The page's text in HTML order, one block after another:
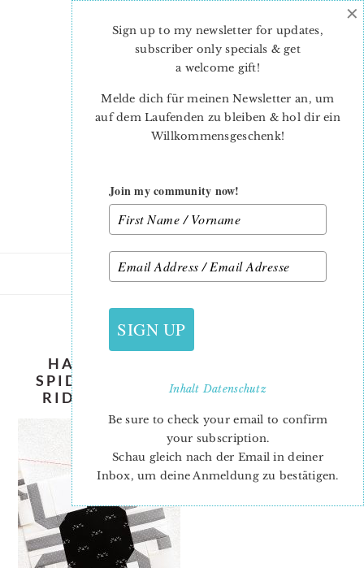
HALLOWEEN-QUILT-PATTERN-
SPIDER-QUILT-PATTERN-NADRA-
RIDGEWAY-ELLIS-AND-HIGGS-2
Sign up to my newsletter for updates,
subscriber only specials & get
a welcome gift!
Melde dich für meinen Newsletter an, um
auf dem Laufenden zu bleiben & hol dir ein
Willkommensgeschenk!
Join my community now!
SIGN UP
InhaltDatenschutz
Be sure to check your email to confirm
your subscription.
Schau gleich nach der Email in deiner
Inbox, um deine Anmeldung zu bestätigen.
×